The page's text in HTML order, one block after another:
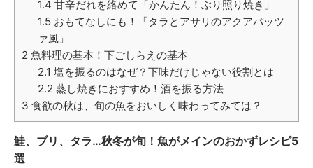
1.4 甘辛だれを絡めて「かんたん！ぶり照り焼き」
1.5おもてなしにも！「タラとアサリのアクアパッツ
ァ風」
2 魚料理の基本！下ごしらえの基本
2.1 塩を振るのはなぜ？下味だけじゃない役割とは
2.2 蒸し焼きにおすすめ！酒を振る方法
3 食欲の秋は、旬の魚をおいしく味わってみては？
鮭、ブリ、タラ…秋冬が旬！魚がメインのおかずレシピ5
選